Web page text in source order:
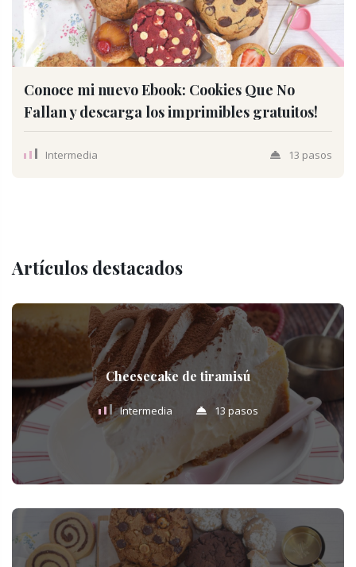
Conoce mi nuevo Ebook: Cookies Que No
Fallan y descarga los imprimibles gratuitos!
Intermedia 13 pasos
Artículos destacados
Cheesecake de tiramisú
Intermedia 13 pasos